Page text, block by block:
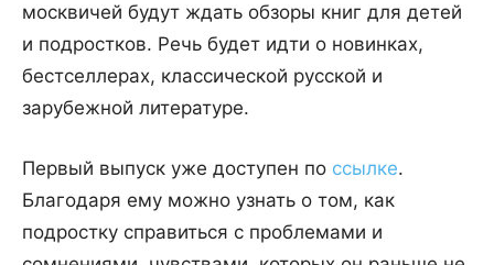
москвичей будут ждать обзоры книг для детей
и подростков. Речь будет идти о новинках,
бестселлерах, классической русской и
зарубежной литературе.
Первый выпуск уже доступен по ссылке.
Благодаря ему можно узнать о том, как
подростку справиться с проблемами и